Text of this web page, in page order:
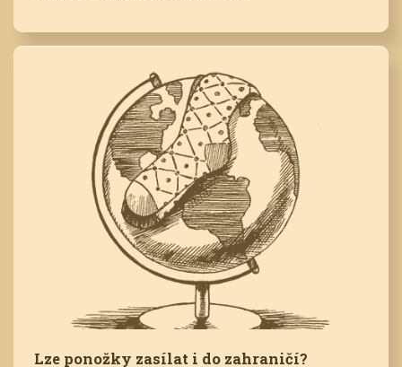
Lze ponožky zasílat i do zahraničí?